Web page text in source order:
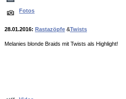
Fotos
28.01.2016: Rastazöpfe&Twists
Melanies blonde Braids mit Twists als Highlight!